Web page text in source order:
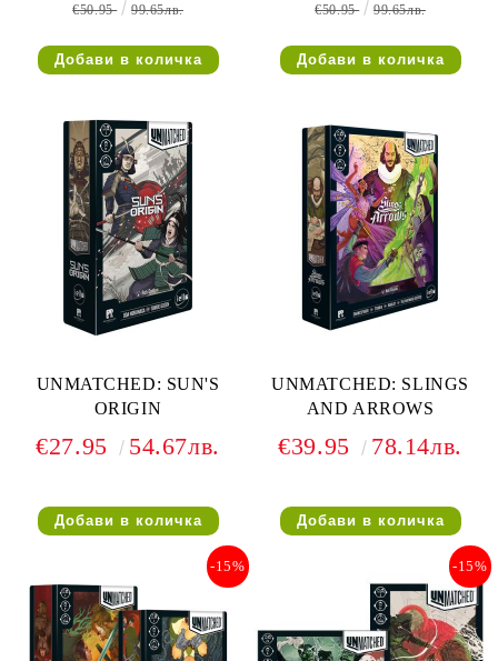
€50.95 99.65лв. €50.95 99.65лв.
UNMATCHED: SUN'S
ORIGIN
€27.95 54.67лв.
UNMATCHED: SLINGS
AND ARROWS
€39.95 78.14лв.
-15% -15%